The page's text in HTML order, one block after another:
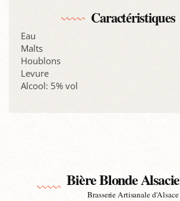
Caractéristiques
Eau
Malts
Houblons
Levure
Alcool: 5% vol
Bière Blonde
Brasserie Artisanale d'Alsace